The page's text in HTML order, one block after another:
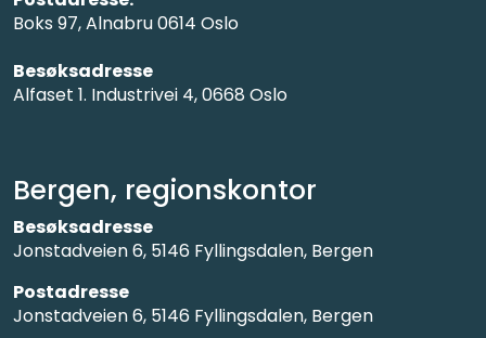
Bergen, regionskontor
Besøksadresse
Jonstadveien 6, 5146 Fyllingsdalen, Bergen
Postadresse
Jonstadveien 6, 5146 Fyllingsdalen, Bergen
Boks 97, Alnabru 0614 Oslo
Besøksadresse
Alfaset 1. Industrivei 4, 0668 Oslo